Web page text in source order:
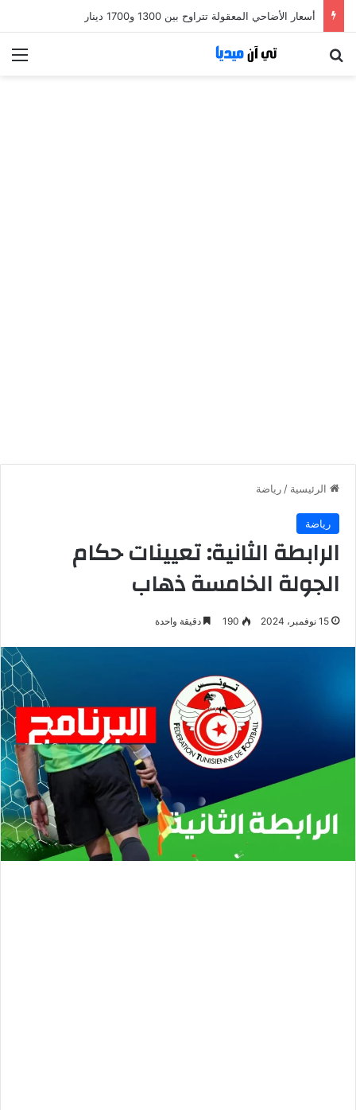
أسعار الأضاحي المعقولة تتراوح بين 1300 و1700 دينار
الرئيسية / رياضة
رياضة
الرابطة الثانية: تعيينات حكام
الجولة الخامسة ذهاب
15 نوفمبر، 2024 190 دقيقة واحدة